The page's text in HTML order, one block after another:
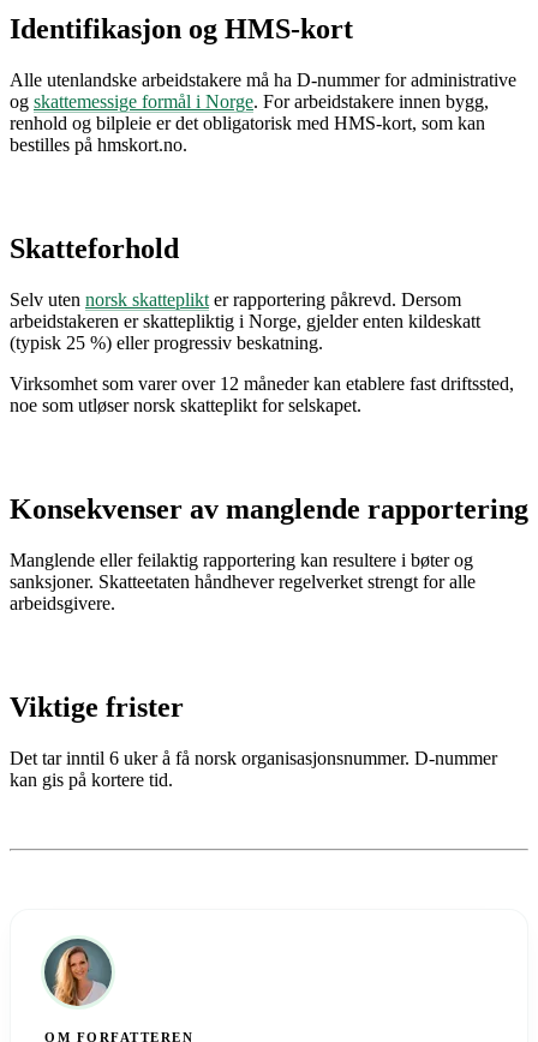
Identifikasjon og HMS-kort
Alle utenlandske arbeidstakere må ha D-nummer for administrative
og skattemessige formål i Norge. For arbeidstakere innen bygg,
renhold og bilpleie er det obligatorisk med HMS-kort, som kan
bestilles på hmskort.no.
Skatteforhold
Selv uten norsk skatteplikt er rapportering påkrevd. Dersom
arbeidstakeren er skattepliktig i Norge, gjelder enten kildeskatt
(typisk 25 %) eller progressiv beskatning.
Virksomhet som varer over 12 måneder kan etablere fast driftssted,
noe som utløser norsk skatteplikt for selskapet.
Konsekvenser av manglende rapportering
Manglende eller feilaktig rapportering kan resultere i bøter og
sanksjoner. Skatteetaten håndhever regelverket strengt for alle
arbeidsgivere.
Viktige frister
Det tar inntil 6 uker å få norsk organisasjonsnummer. D-nummer
kan gis på kortere tid.
OM FORFATTEREN